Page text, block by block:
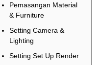
Pemasangan Material
& Furniture
Setting Camera &
Lighting
Setting Set Up Render